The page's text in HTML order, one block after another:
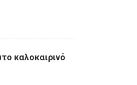
καλοκαιρινό